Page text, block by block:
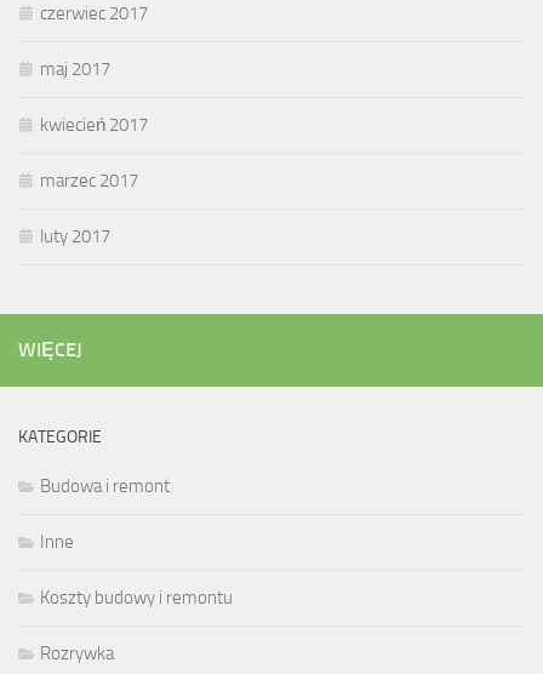
czerwiec 2017
maj 2017
kwiecień 2017
marzec 2017
luty 2017
WIĘCEJ
KATEGORIE
Budowa i remont
Inne
Koszty budowy i remontu
Rozrywka